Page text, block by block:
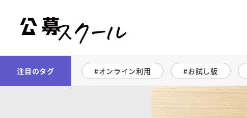
公募スクール
注目のタグ オンライン利用 お試し版